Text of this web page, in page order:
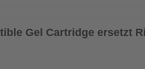
Gel Cartridge ersetzt